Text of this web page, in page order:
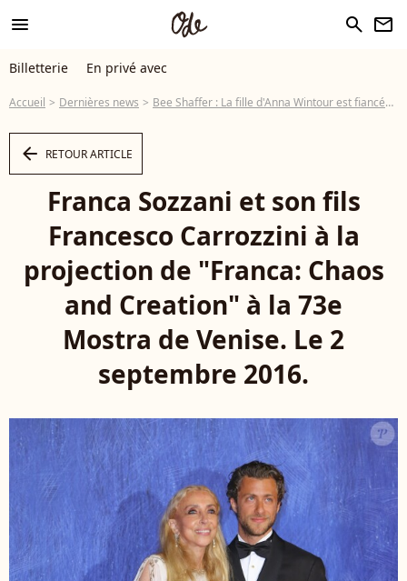
menu search newsletter
Billetterie En privé avec
Accueil Dernières news Bee Shaffer : La fille d'Anna Wintour est fiancée !
arrow_left RETOUR ARTICLE
Franca Sozzani et son fils
Francesco Carrozzini à la
projection de "Franca: Chaos
and Creation" à la 73e
Mostra de Venise. Le 2
septembre 2016.